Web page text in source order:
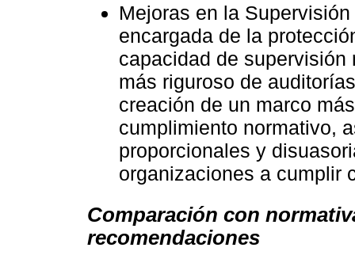
Mejoras en la
encargada de la
capacidad de
más riguroso de
creación de un marco
cumplimiento normativo,
proporcionales y
organizaciones a cumplir
Comparación con
recomendaciones